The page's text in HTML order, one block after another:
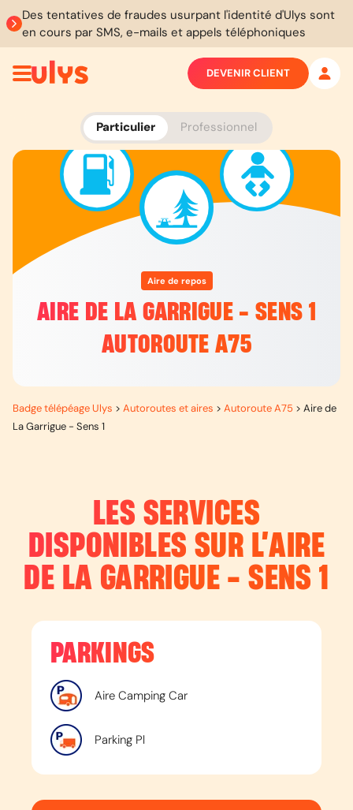
Des tentatives de fraudes usurpant l'identité d'Ulys sont
en cours par SMS, e-mails et appels téléphoniques
Particulier Professionnel
DEVENIR CLIENT
Aire de repos
AIRE DE LA GARRIGUE - SENS 1
AUTOROUTE A75
Badge télépéage Ulys > Autoroutes et aires > Autoroute A75 > Aire de
La Garrigue - Sens 1
LES SERVICES
DISPONIBLES SUR L’AIRE
DE LA GARRIGUE - SENS 1
PARKINGS
Aire Camping Car
Parking Pl